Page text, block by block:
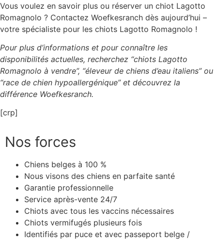
Vous voulez en savoir plus ou réserver un chiot Lagotto
Romagnolo ? Contactez Woefkesranch dès aujourd’hui –
votre spécialiste pour les chiots Lagotto Romagnolo !
Pour plus d’informations et pour connaître les
disponibilités actuelles, recherchez “chiots Lagotto
Romagnolo à vendre”, “éleveur de chiens d’eau italiens” ou
“race de chien hypoallergénique” et découvrez la
différence Woefkesranch.
[crp]
Nos forces
Chiens belges à 100 %
Nous visons des chiens en parfaite santé
Garantie professionnelle
Service après-vente 24/7
Chiots avec tous les vaccins nécessaires
Chiots vermifugés plusieurs fois
Identifiés par puce et avec passeport belge /